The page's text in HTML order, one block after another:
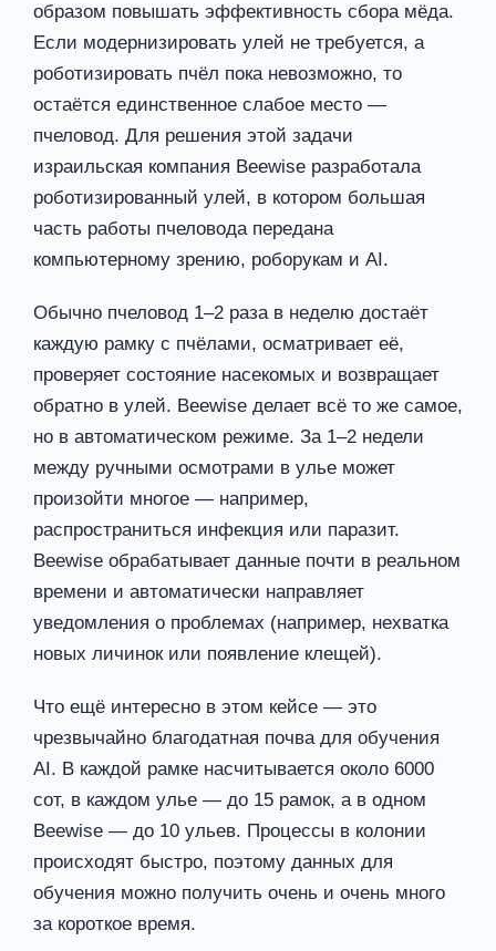
образом повышать эффективность сбора мёда.
Если модернизировать улей не требуется, а
роботизировать пчёл пока невозможно, то
остаётся единственное слабое место —
пчеловод. Для решения этой задачи
израильская компания Beewise разработала
роботизированный улей, в котором большая
часть работы пчеловода передана
компьютерному зрению, роборукам и AI.
Обычно пчеловод 1–2 раза в неделю достаёт
каждую рамку с пчёлами, осматривает её,
проверяет состояние насекомых и возвращает
обратно в улей. Beewise делает всё то же самое,
но в автоматическом режиме. За 1–2 недели
между ручными осмотрами в улье может
произойти многое — например,
распространиться инфекция или паразит.
Beewise обрабатывает данные почти в реальном
времени и автоматически направляет
уведомления о проблемах (например, нехватка
новых личинок или появление клещей).
Что ещё интересно в этом кейсе — это
чрезвычайно благодатная почва для обучения
AI. В каждой рамке насчитывается около 6000
сот, в каждом улье — до 15 рамок, а в одном
Beewise — до 10 ульев. Процессы в колонии
происходят быстро, поэтому данных для
обучения можно получить очень и очень много
за короткое время.